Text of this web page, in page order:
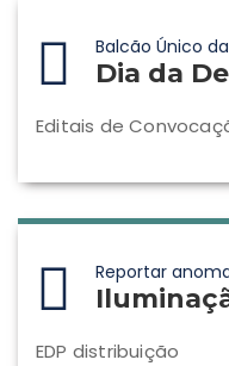
Balcão Único
Dia da
Editais de
Reportar
EDP distribuição